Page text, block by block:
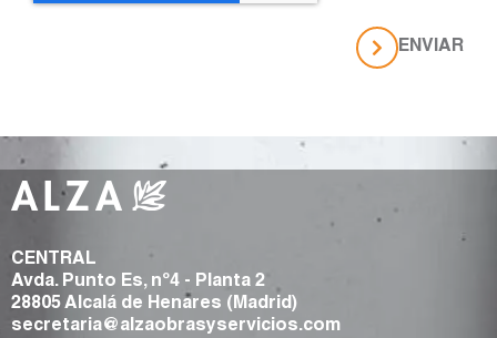
ENVIAR
CENTRAL
Avda. Punto Es, nº4 - Planta 2
28805 Alcalá de Henares (Madrid)
secretaria@alzaobrasyservicios.com